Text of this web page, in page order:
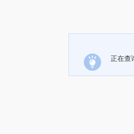
正在查